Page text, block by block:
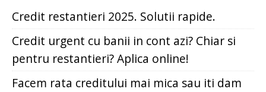
Credit restantieri 2025. Solutii rapide.
Credit urgent cu banii in cont azi? Chiar si
pentru restantieri? Aplica online!
Facem rata creditului mai mica sau iti dam